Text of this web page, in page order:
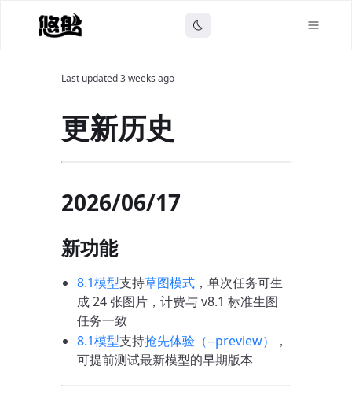
Last updated3 weeks ago
更新历史
2026/06/17
新功能
8.1模型支持草图模式 ，单次任务可生
成 24 张图片，计费与 v8.1 标准生图
任务一致
8.1模型支持抢先体验（--preview）
，
可提前测试最新模型的早期版本